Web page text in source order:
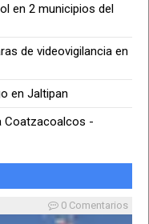
en 2 municipios del
de videovigilancia en
en Jaltipan
Coatzacoalcos -
0 Comentarios